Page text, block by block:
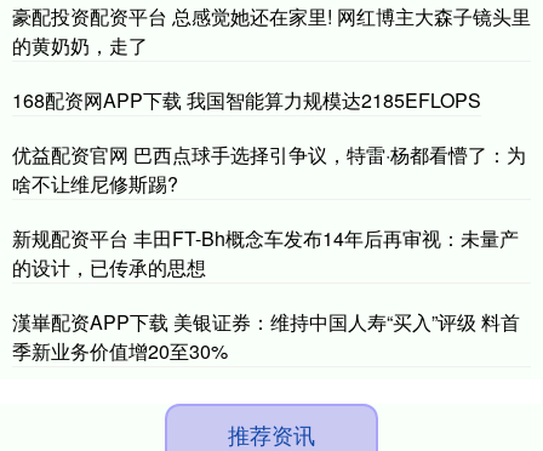
豪配投资配资平台 总感觉她还在家里! 网红博主大森子镜头里
的黄奶奶，走了
168配资网APP下载 我国智能算力规模达2185EFLOPS
优益配资官网 巴西点球手选择引争议，特雷·杨都看懵了：为
啥不让维尼修斯踢?
新规配资平台 丰田FT-Bh概念车发布14年后再审视：未量产
的设计，已传承的思想
漢崋配资APP下载 美银证券：维持中国人寿“买入”评级 料首
季新业务价值增20至30%
推荐资讯